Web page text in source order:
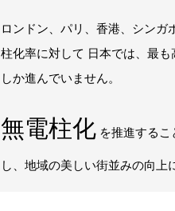
ロンドン、パリ、香港、シンガ
柱化率に対して 日本では、最
しか進んでいません。
無電柱化 を推進する
し、地域の美しい街並みの向上